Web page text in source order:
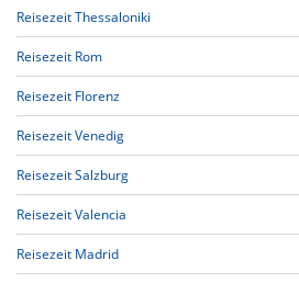
Reisezeit Thessaloniki
Reisezeit Rom
Reisezeit Florenz
Reisezeit Venedig
Reisezeit Salzburg
Reisezeit Valencia
Reisezeit Madrid